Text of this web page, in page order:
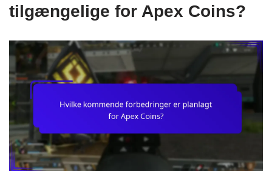
tilgængelige for Apex Coins?